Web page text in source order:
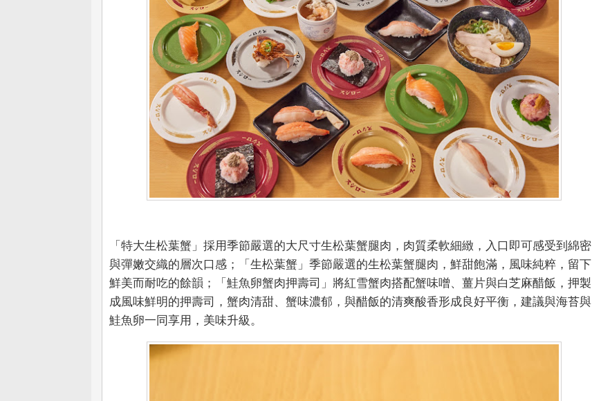
「特大生松葉蟹」採用季節嚴選的大尺寸生松葉蟹腿肉，肉質柔軟細緻，入口即可感受到綿密
與彈嫩交織的層次口感；「生松葉蟹」季節嚴選的生松葉蟹腿肉，鮮甜飽滿，風味純粹，留下
鮮美而耐吃的餘韻；「鮭魚卵蟹肉押壽司」將紅雪蟹肉搭配蟹味噌、薑片與白芝麻醋飯，押製
成風味鮮明的押壽司，蟹肉清甜、蟹味濃郁，與醋飯的清爽酸香形成良好平衡，建議與海苔與
鮭魚卵一同享用，美味升級。